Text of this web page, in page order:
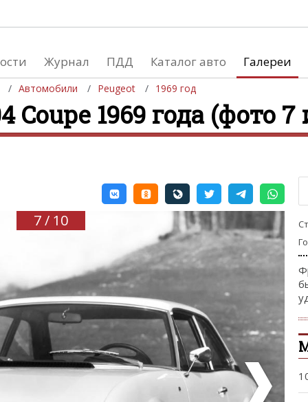
Журнал ПДД Каталог авто Галереи
Автомобили Peugeot 1969 год
Coupe 1969 года (фото 7
и автомобили
и мото
Автосалоны
Список мировых автосалонов
7 / 10